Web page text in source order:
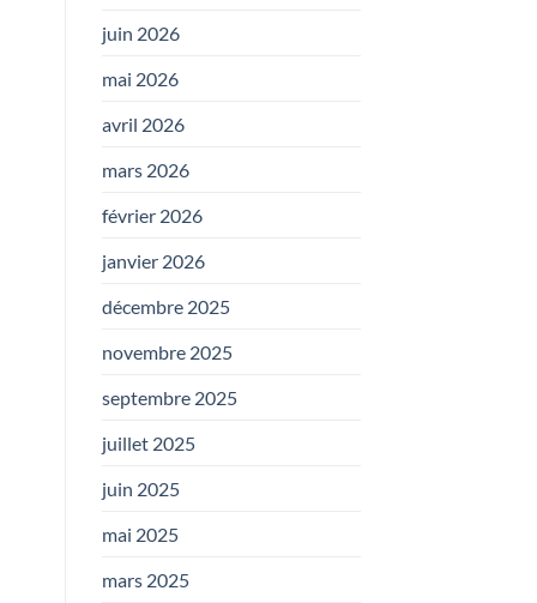
juin 2026
mai 2026
avril 2026
mars 2026
février 2026
janvier 2026
décembre 2025
novembre 2025
septembre 2025
juillet 2025
juin 2025
mai 2025
mars 2025